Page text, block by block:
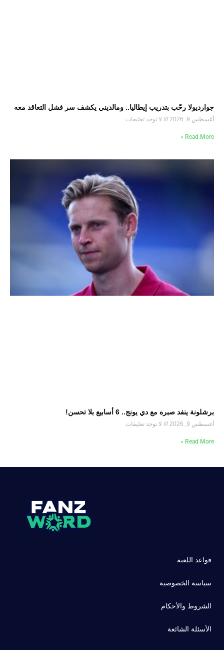
جوارديولا رحّب بتدريب إيطاليا.. ومالديني يكشف سر فشل التعاقد معه
أغسطس 9, 2026 لا توجد تعليقات
Read More »
برشلونة ينفد صبره مع دي يونج.. 6 أسابيع بلا تحسن!
أغسطس 9, 2026 لا توجد تعليقات
Read More »
قواعد اللعبة
سياسة الخصوصية
الشروط والأحكام
الأسئلة الشائعة